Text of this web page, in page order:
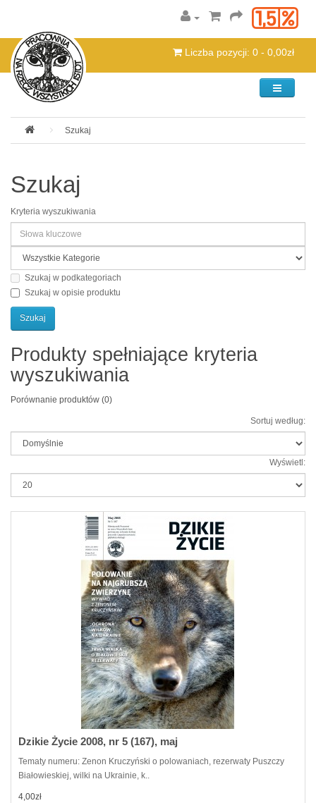
Liczba pozycji: 0 - 0,00zł
Kategorie
Szukaj
Szukaj
Kryteria wyszukiwania
Szukaj w podkategoriach
Szukaj w opisie produktu
Produkty spełniające kryteria
wyszukiwania
Porównanie produktów (0)
Sortuj według:
Wyświetl:
Dzikie Życie 2008, nr 5 (167), maj
Tematy numeru: Zenon Kruczyński o polowaniach, rezerwaty Puszczy
Białowieskiej, wilki na Ukrainie, k..
4,00zł